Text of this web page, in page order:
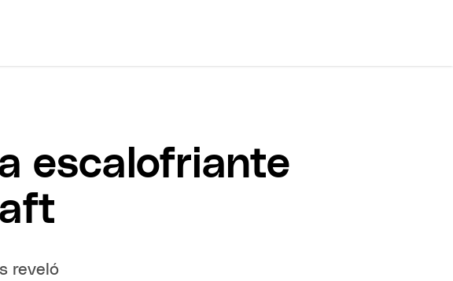
escalofriante
reveló